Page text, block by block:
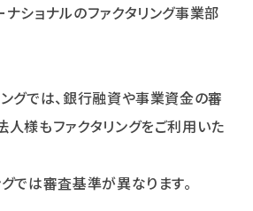
ショナルのファクタリング事業部
グでは、銀行融資や事業資金の審
様もファクタリングをご利用いた
では審査基準が異なります。